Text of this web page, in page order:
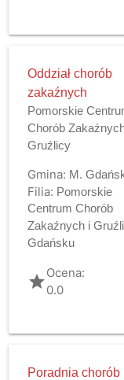
Oddział chorób
zakaźnych
Pomorskie
Chorób
Gruźlicy
Gmina: M.
Filia: Pomorskie
Centrum Chorób
Zakaźnych i
Gdańsku
gradeOcena:
0.0
Poradnia chorób